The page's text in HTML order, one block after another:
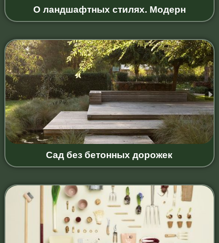
О ландшафтных стилях. Модерн
Сад без бетонных дорожек